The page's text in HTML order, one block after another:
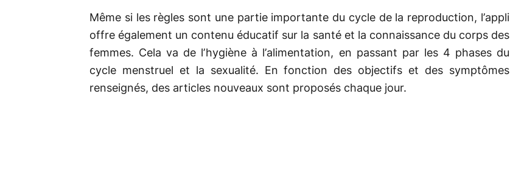
Même si les règles sont une partie importante du cycle de la reproduction, l’appli
offre également un contenu éducatif sur la santé et la connaissance du corps des
femmes. Cela va de l’hygiène à l’alimentation, en passant par les 4 phases du
cycle menstruel et la sexualité. En fonction des objectifs et des symptômes
renseignés, des articles nouveaux sont proposés chaque jour.